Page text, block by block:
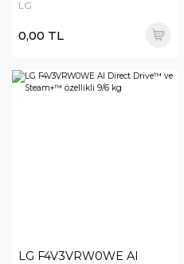
LG
0,00 TL
LG F4V3VRW0WE AI